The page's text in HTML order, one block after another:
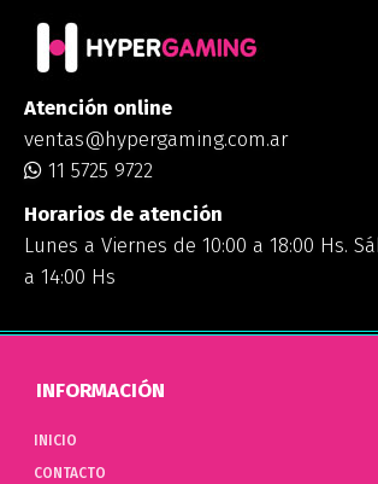
Atención online
ventas@hypergaming.com.ar
11 5725 9722
Horarios de atención
Lunes a Viernes de 10:00 a 18:00 Hs.
a 14:00 Hs
INFORMACIÓN
INICIO
CONTACTO